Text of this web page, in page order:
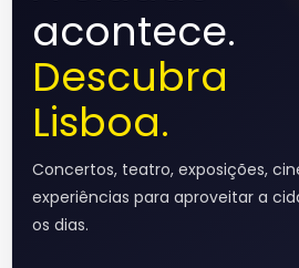
acontece.
Descubra
Lisboa.
Concertos, teatro, exposições,
experiências para aproveitar a
os dias.